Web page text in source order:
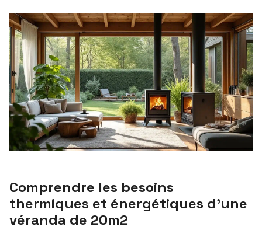
Comprendre les besoins
thermiques et énergétiques d’une
véranda de 20m2